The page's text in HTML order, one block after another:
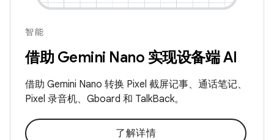
智能
借助 Gemini Nano 实现设备端 AI
借助 Gemini Nano 转换 Pixel 截屏记事、通话笔记、
Pixel 录音机、Gboard 和 TalkBack。
了解详情